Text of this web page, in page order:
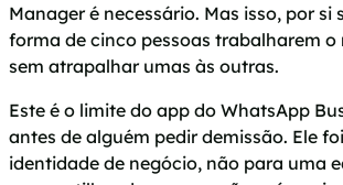
Manager é necessário. Mas isso, por si
forma de cinco pessoas trabalharem o
sem atrapalhar umas às outras.
Este é o limite do app do WhatsApp
antes de alguém pedir demissão. Ele
identidade de negócio, não para uma